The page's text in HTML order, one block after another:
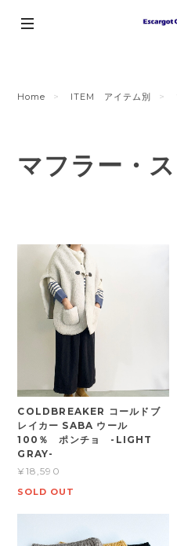
Home ITEM アイテム別
マフラー・
COLDBREAKER コールドブ
レイカー SABA ウール
100％ ポンチョ -LIGHT
GRAY-
¥18,590
SOLD OUT